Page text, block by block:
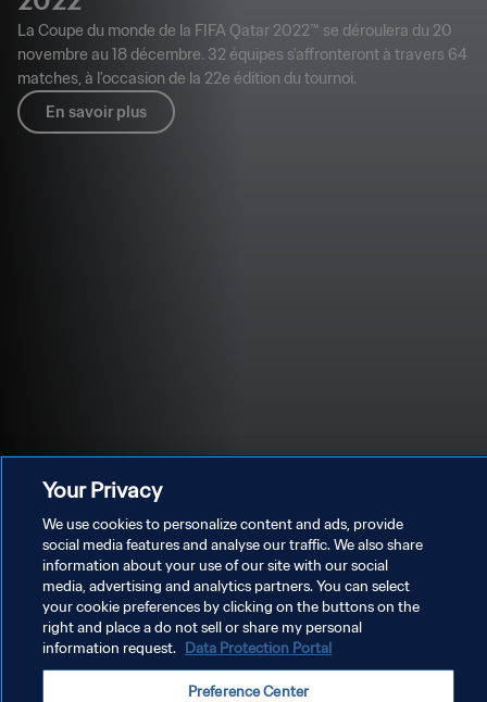
La Coupe du monde de la FIFA Qatar 2022™ se déroulera du 20
novembre au 18 décembre. 32 équipes s'affronteront à travers 64
matches, à l'occasion de la 22e édition du tournoi.
En savoir plus
POLITIQUE DE CONFIDENTIALITÉ
CONDITIONS D'UTILISATION
GÉRER VOS PRÉFÉRENCES SUR LES COOKIES
Your Privacy
We use cookies to personalize content and ads, provide
social media features and analyse our traffic. We also share
information about your use of our site with our social
media, advertising and analytics partners. You can select
your cookie preferences by clicking on the buttons on the
right and place a do not sell or share my personal
information request. Data Protection Portal
Preference Center